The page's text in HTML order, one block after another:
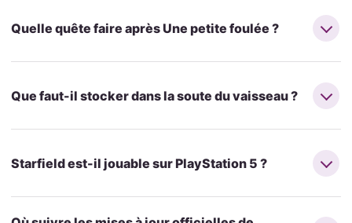
Quelle quête faire après Une petite foulée ?
Que faut-il stocker dans la soute du vaisseau ?
Starfield est-il jouable sur PlayStation 5 ?